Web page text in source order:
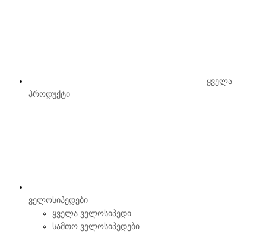
ყველა
პროდუქტი
ველოსიპედები
ყველა ველოსიპედი
სამთო ველოსიპედები